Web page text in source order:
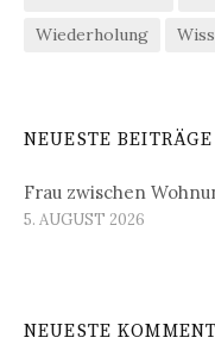
Wiederholung
NEUESTE BEITRÄGE
Frau zwischen
5. AUGUST 2026
NEUESTE